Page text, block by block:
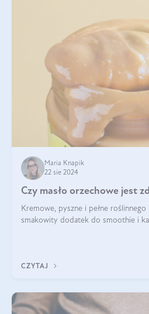
Maria Knapik
22 sie 2024
Czy masło orzechowe jest
Kremowe, pyszne i pełne roślinnego
smakowity dodatek do smoothie i
CZYTAJ